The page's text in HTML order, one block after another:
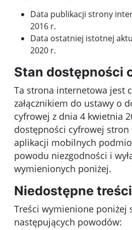
Data publikacji strony
2016 r.
Data ostatniej istotnej
2020 r.
Stan dostępności
Ta strona internetowa jest
załącznikiem do ustawy o
cyfrowej z dnia 4 kwietnia
dostępności cyfrowej
aplikacji mobilnych
powodu niezgodności i
wymienionych poniżej.
Niedostępne treści
Treści wymienione poniżej
następujących powodów: